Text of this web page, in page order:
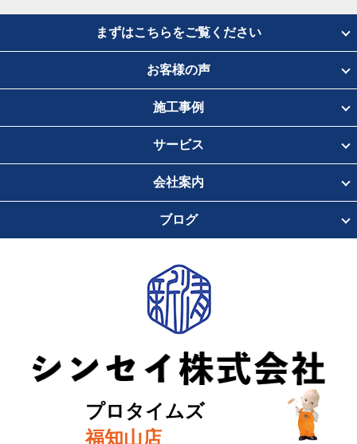
まずはこちらをご覧ください
お客様の声
施工事例
サービス
会社案内
ブログ
プロタイムズ
福知山店